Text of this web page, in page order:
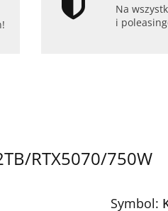
Na
i
RTX5070/750W
Symbol: